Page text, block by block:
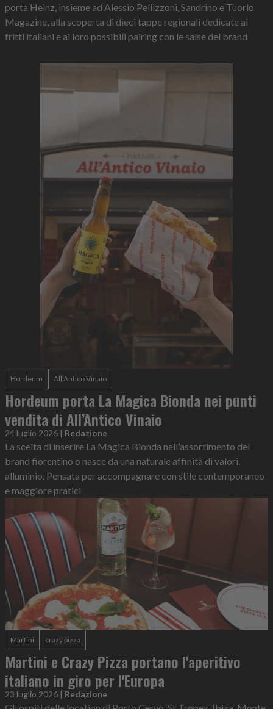
porta Heinz, insieme ad Alessio Pellizzoni, Sandrino e Tuorlo
Magazine, alla scoperta di dieci tappe regionali dedicate ai
fritti italiani e ai loro possibili pairing con le salse del brand
Hordeum All’Antico Vinaio
Hordeum porta La Magica Bionda nei punti
vendita di All’Antico Vinaio
24 luglio 2026 | Redazione
La scelta di inserire La Magica Bionda nell'assortimento del
brand fiorentino o nasce da una naturale affinità di valori.
alluminio. Pensata per accompagnare con stile contemporaneo
e maggiore pratici
Martini crazy pizza
Martini e Crazy Pizza portano l'aperitivo
italiano in giro per l'Europa
23 luglio 2026 | Redazione